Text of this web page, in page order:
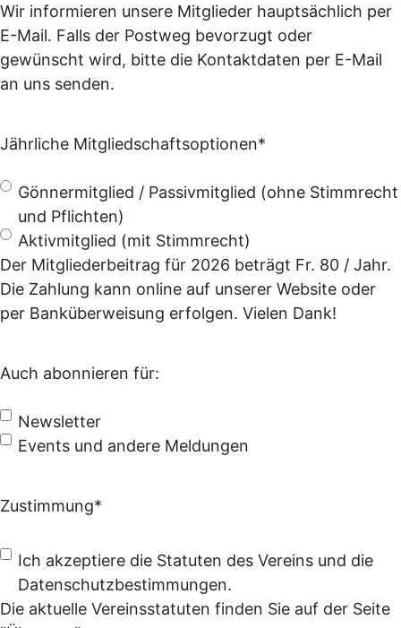
eingeben
E-
Mail
bestätigen
Wir informieren unsere Mitglieder hauptsächlich per
E-Mail. Falls der Postweg bevorzugt oder
gewünscht wird, bitte die Kontaktdaten per E-Mail
an uns senden.
Jährliche Mitgliedschaftsoptionen*
Gönnermitglied / Passivmitglied (ohne Stimmrecht
und Pflichten)
Aktivmitglied (mit Stimmrecht)
Der Mitgliederbeitrag für 2026 beträgt Fr. 80 / Jahr.
Die Zahlung kann online auf unserer Website oder
per Banküberweisung erfolgen. Vielen Dank!
Auch abonnieren für:
Newsletter
Events und andere Meldungen
Zustimmung*
Ich akzeptiere die Statuten des Vereins und die
Datenschutzbestimmungen.
Die aktuelle Vereinsstatuten finden Sie auf der Seite